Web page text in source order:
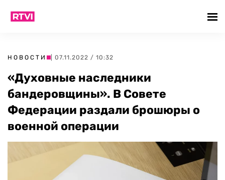
НОВОСТИ | 07.11.2022 / 10:32
«Духовные наследники
бандеровщины». В Совете
Федерации раздали брошюры о
военной операции